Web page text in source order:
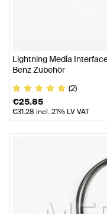
Lightning Media
Benz Zubehör
(2)
€25.85
€31.28 incl. 21% LV VAT